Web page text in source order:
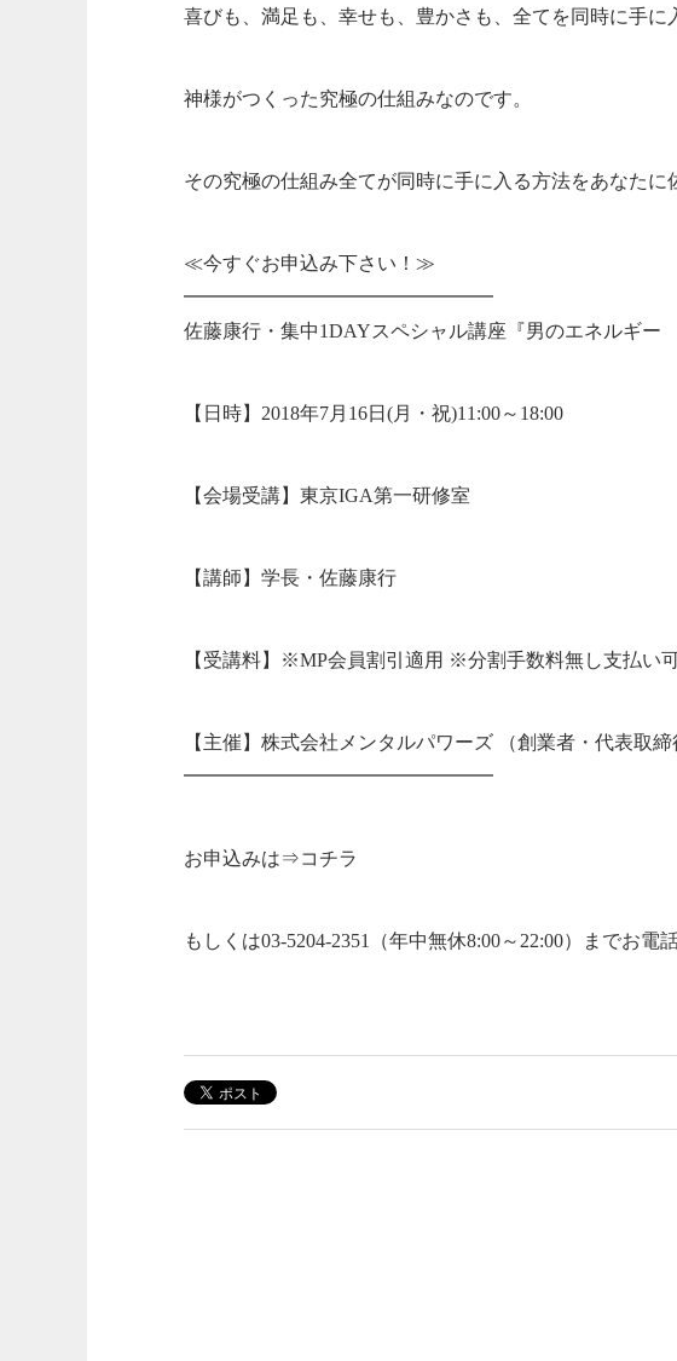
喜びも、満足も、幸せも、豊かさも、全てを同時に手に
神様がつくった究極の仕組みなのです。
その究極の仕組み全てが同時に手に入る方法をあなたに
≪今すぐお申込み下さい！≫
━━━━━━━━━━━━━━━━
佐藤康行・集中1DAYスペシャル講座『男のエネルギー
【日時】2018年7月16日(月・祝)11:00～18:00
【会場受講】東京IGA第一研修室
【講師】学長・佐藤康行
【受講料】※MP会員割引適用 ※分割手数料無し支払い
【主催】株式会社メンタルパワーズ （創業者・代表取
━━━━━━━━━━━━━━━━
お申込みは⇒コチラ
もしくは03-5204-2351（年中無休8:00～22:00）までお電